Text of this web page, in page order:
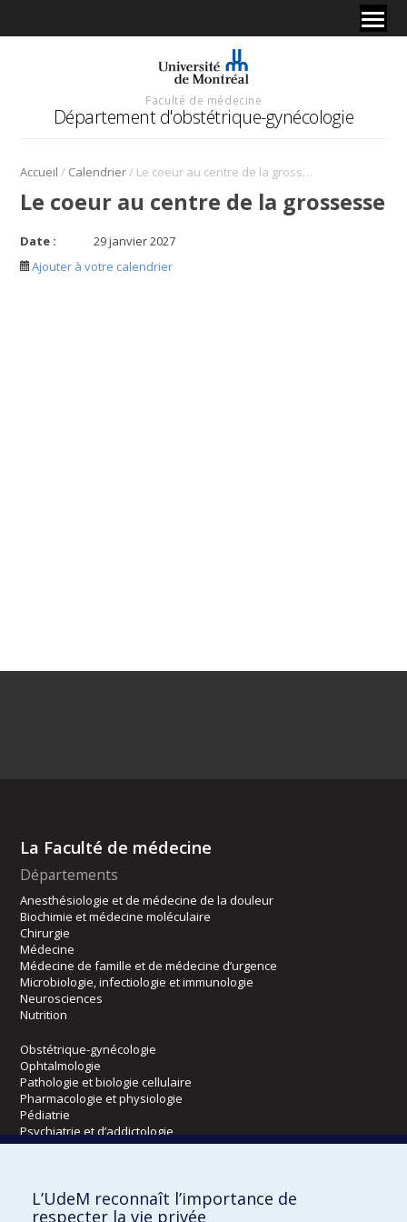
Faculté de médecine
Département d'obstétrique-gynécologie
Accueil / Calendrier/ Le coeur au centre de la grossesse
Le coeur au centre de la grossesse
Date :
29 janvier 2027
Ajouter à votre calendrier
La Faculté de médecine
Départements
Anesthésiologie et de médecine de la douleur
Biochimie et médecine moléculaire
Chirurgie
Médecine
Médecine de famille et de médecine d’urgence
Microbiologie, infectiologie et immunologie
Neurosciences
Nutrition
Obstétrique-gynécologie
Ophtalmologie
Pathologie et biologie cellulaire
Pharmacologie et physiologie
Pédiatrie
Psychiatrie et d’addictologie
Radiologie, radio-oncologie et médecine nucléaire
Écoles
L’UdeM reconnaît l’importance de
respecter la vie privée